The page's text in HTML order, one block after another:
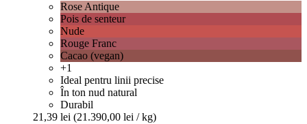
Rose Antique
Pois de senteur
Nude
Rouge Franc
Cacao (vegan)
+1
Ideal pentru linii precise
În ton nud natural
Durabil
21,39 lei (21.390,00 lei / kg)